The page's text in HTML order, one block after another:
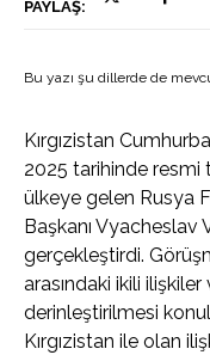
PAYLAŞ:
Bu yazı şu dillerde de
Kırgızistan
2025 tarihinde
ülkeye gelen Rusya
Başkanı
gerçekleştirdi.
arasındaki ikili
derinleştirilmesi
Kırgızistan ile olan